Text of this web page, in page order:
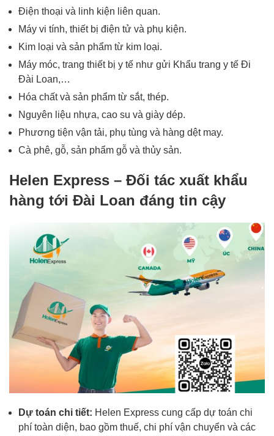
Điện thoại và linh kiện liên quan.
Máy vi tính, thiết bị điện tử và phụ kiện.
Kim loại và sản phẩm từ kim loại.
Máy móc, trang thiết bị y tế như gửi Khẩu trang y tế Đi
Đài Loan,…
Hóa chất và sản phẩm từ sắt, thép.
Nguyên liệu nhựa, cao su và giày dép.
Phương tiện vận tải, phụ tùng và hàng dệt may.
Cà phê, gỗ, sản phẩm gỗ và thủy sản.
Helen Express – Đối tác xuất khẩu
hàng tới Đài Loan đáng tin cậy
Dự toán chi tiết: Helen Express cung cấp dự toán chi
phí toàn diện, bao gồm thuế, chi phí vận chuyển và các